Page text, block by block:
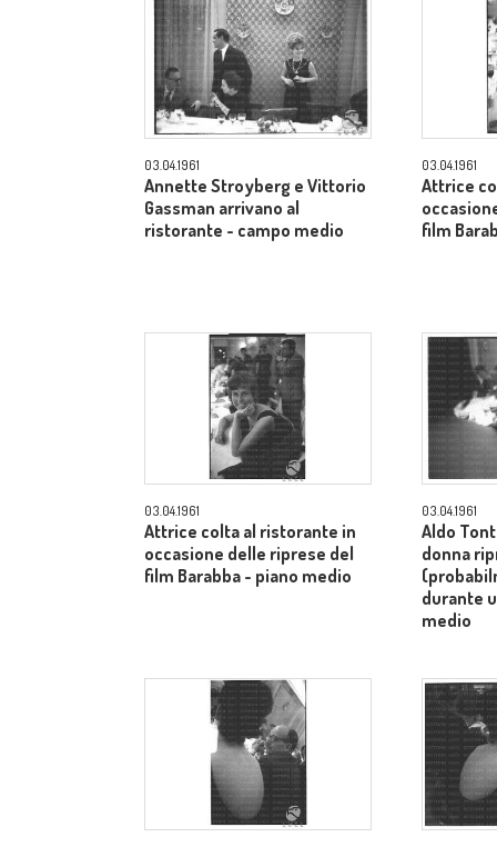
03.04.1961
Annette Stroyberg e Vittorio
Gassman arrivano al
ristorante - campo medio
03.04.1961
Attrice
film
03.04.1961
Attrice colta al ristorante in
occasione delle riprese del
film Barabba - piano medio
03.04.1961
Aldo
donna
durante
medio